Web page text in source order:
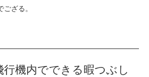
ござる。
機内でできる暇つぶし